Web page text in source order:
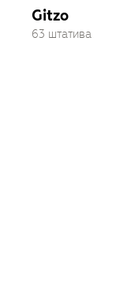
Gitzo
63 штатива